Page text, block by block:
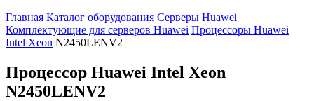
Главная Каталог оборудования Серверы Huawei
Комплектующие для серверов Huawei Процессоры Huawei
Intel Xeon N2450LENV2
Процессор Huawei Intel Xeon
N2450LENV2